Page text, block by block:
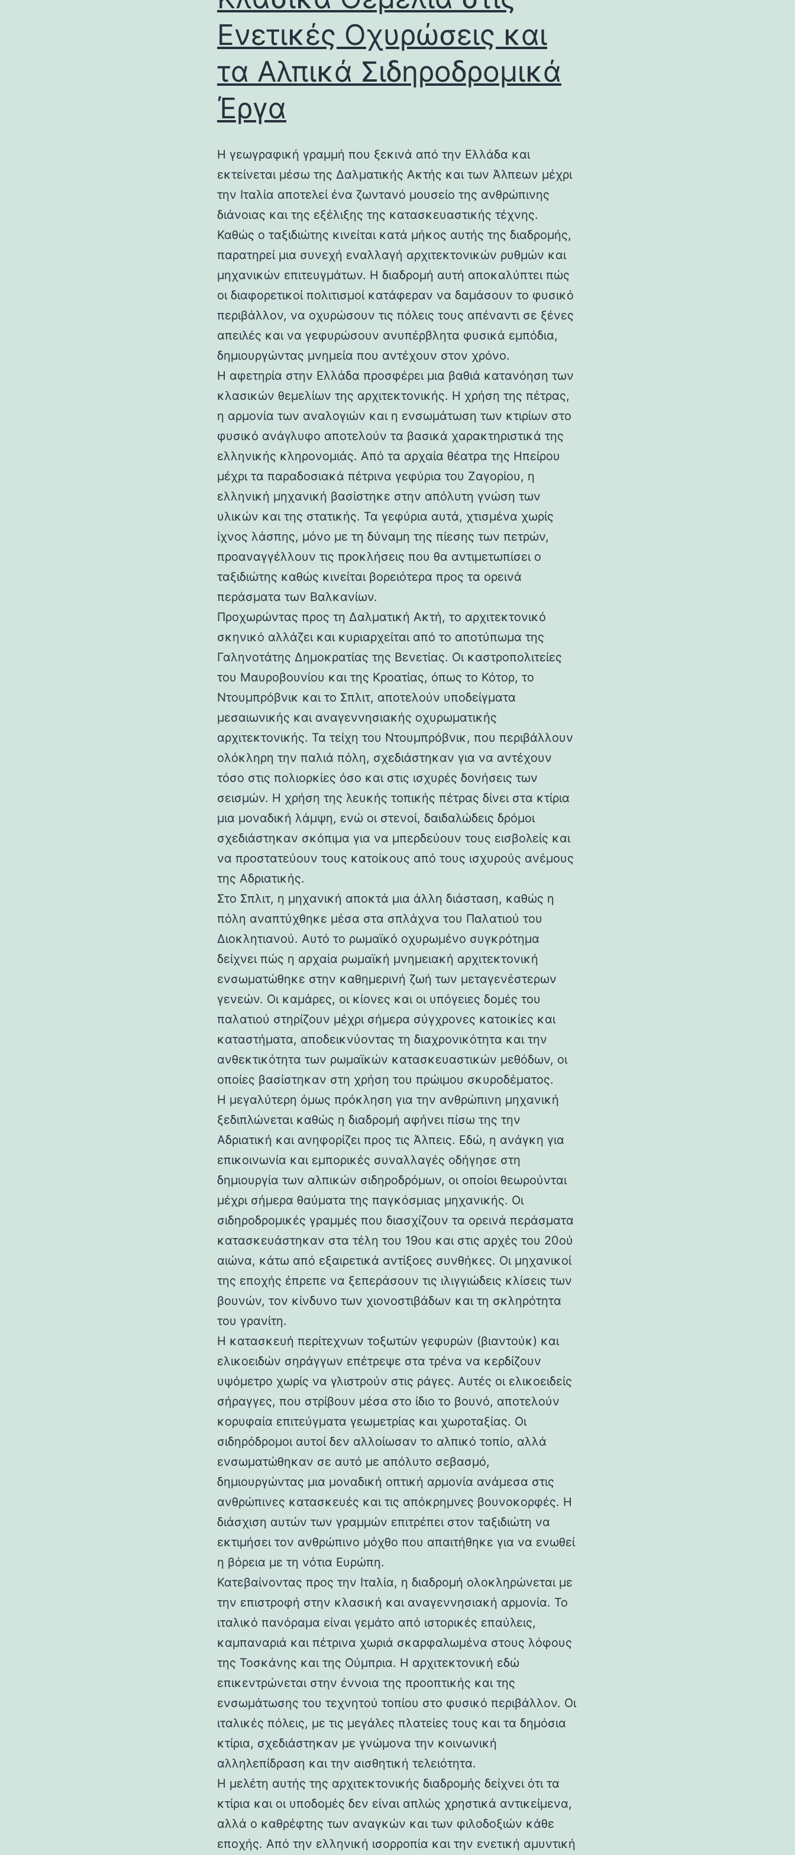
Ενετικές Οχυρώσεις και
τα Αλπικά Σιδηροδρομικά
Έργα
Η γεωγραφική γραμμή που ξεκινά από την Ελλάδα και
εκτείνεται μέσω της Δαλματικής Ακτής και των Άλπεων μέχρι
την Ιταλία αποτελεί ένα ζωντανό μουσείο της ανθρώπινης
διάνοιας και της εξέλιξης της κατασκευαστικής τέχνης.
Καθώς ο ταξιδιώτης κινείται κατά μήκος αυτής της διαδρομής,
παρατηρεί μια συνεχή εναλλαγή αρχιτεκτονικών ρυθμών και
μηχανικών επιτευγμάτων. Η διαδρομή αυτή αποκαλύπτει πώς
οι διαφορετικοί πολιτισμοί κατάφεραν να δαμάσουν το φυσικό
περιβάλλον, να οχυρώσουν τις πόλεις τους απέναντι σε ξένες
απειλές και να γεφυρώσουν ανυπέρβλητα φυσικά εμπόδια,
δημιουργώντας μνημεία που αντέχουν στον χρόνο.
Η αφετηρία στην Ελλάδα προσφέρει μια βαθιά κατανόηση των
κλασικών θεμελίων της αρχιτεκτονικής. Η χρήση της πέτρας,
η αρμονία των αναλογιών και η ενσωμάτωση των κτιρίων στο
φυσικό ανάγλυφο αποτελούν τα βασικά χαρακτηριστικά της
ελληνικής κληρονομιάς. Από τα αρχαία θέατρα της Ηπείρου
μέχρι τα παραδοσιακά πέτρινα γεφύρια του Ζαγορίου, η
ελληνική μηχανική βασίστηκε στην απόλυτη γνώση των
υλικών και της στατικής. Τα γεφύρια αυτά, χτισμένα χωρίς
ίχνος λάσπης, μόνο με τη δύναμη της πίεσης των πετρών,
προαναγγέλλουν τις προκλήσεις που θα αντιμετωπίσει ο
ταξιδιώτης καθώς κινείται βορειότερα προς τα ορεινά
περάσματα των Βαλκανίων.
Προχωρώντας προς τη Δαλματική Ακτή, το αρχιτεκτονικό
σκηνικό αλλάζει και κυριαρχείται από το αποτύπωμα της
Γαληνοτάτης Δημοκρατίας της Βενετίας. Οι καστροπολιτείες
του Μαυροβουνίου και της Κροατίας, όπως το Κότορ, το
Ντουμπρόβνικ και το Σπλιτ, αποτελούν υποδείγματα
μεσαιωνικής και αναγεννησιακής οχυρωματικής
αρχιτεκτονικής. Τα τείχη του Ντουμπρόβνικ, που περιβάλλουν
ολόκληρη την παλιά πόλη, σχεδιάστηκαν για να αντέχουν
τόσο στις πολιορκίες όσο και στις ισχυρές δονήσεις των
σεισμών. Η χρήση της λευκής τοπικής πέτρας δίνει στα κτίρια
μια μοναδική λάμψη, ενώ οι στενοί, δαιδαλώδεις δρόμοι
σχεδιάστηκαν σκόπιμα για να μπερδεύουν τους εισβολείς και
να προστατεύουν τους κατοίκους από τους ισχυρούς ανέμους
της Αδριατικής.
Στο Σπλιτ, η μηχανική αποκτά μια άλλη διάσταση, καθώς η
πόλη αναπτύχθηκε μέσα στα σπλάχνα του Παλατιού του
Διοκλητιανού. Αυτό το ρωμαϊκό οχυρωμένο συγκρότημα
δείχνει πώς η αρχαία ρωμαϊκή μνημειακή αρχιτεκτονική
ενσωματώθηκε στην καθημερινή ζωή των μεταγενέστερων
γενεών. Οι καμάρες, οι κίονες και οι υπόγειες δομές του
παλατιού στηρίζουν μέχρι σήμερα σύγχρονες κατοικίες και
καταστήματα, αποδεικνύοντας τη διαχρονικότητα και την
ανθεκτικότητα των ρωμαϊκών κατασκευαστικών μεθόδων, οι
οποίες βασίστηκαν στη χρήση του πρώιμου σκυροδέματος.
Η μεγαλύτερη όμως πρόκληση για την ανθρώπινη μηχανική
ξεδιπλώνεται καθώς η διαδρομή αφήνει πίσω της την
Αδριατική και ανηφορίζει προς τις Άλπεις. Εδώ, η ανάγκη για
επικοινωνία και εμπορικές συναλλαγές οδήγησε στη
δημιουργία των αλπικών σιδηροδρόμων, οι οποίοι θεωρούνται
μέχρι σήμερα θαύματα της παγκόσμιας μηχανικής. Οι
σιδηροδρομικές γραμμές που διασχίζουν τα ορεινά περάσματα
κατασκευάστηκαν στα τέλη του 19ου και στις αρχές του 20ού
αιώνα, κάτω από εξαιρετικά αντίξοες συνθήκες. Οι μηχανικοί
της εποχής έπρεπε να ξεπεράσουν τις ιλιγγιώδεις κλίσεις των
βουνών, τον κίνδυνο των χιονοστιβάδων και τη σκληρότητα
του γρανίτη.
Η κατασκευή περίτεχνων τοξωτών γεφυρών (βιαντούκ) και
ελικοειδών σηράγγων επέτρεψε στα τρένα να κερδίζουν
υψόμετρο χωρίς να γλιστρούν στις ράγες. Αυτές οι ελικοειδείς
σήραγγες, που στρίβουν μέσα στο ίδιο το βουνό, αποτελούν
κορυφαία επιτεύγματα γεωμετρίας και χωροταξίας. Οι
σιδηρόδρομοι αυτοί δεν αλλοίωσαν το αλπικό τοπίο, αλλά
ενσωματώθηκαν σε αυτό με απόλυτο σεβασμό,
δημιουργώντας μια μοναδική οπτική αρμονία ανάμεσα στις
ανθρώπινες κατασκευές και τις απόκρημνες βουνοκορφές. Η
διάσχιση αυτών των γραμμών επιτρέπει στον ταξιδιώτη να
εκτιμήσει τον ανθρώπινο μόχθο που απαιτήθηκε για να ενωθεί
η βόρεια με τη νότια Ευρώπη.
Κατεβαίνοντας προς την Ιταλία, η διαδρομή ολοκληρώνεται με
την επιστροφή στην κλασική και αναγεννησιακή αρμονία. Το
ιταλικό πανόραμα είναι γεμάτο από ιστορικές επαύλεις,
καμπαναριά και πέτρινα χωριά σκαρφαλωμένα στους λόφους
της Τοσκάνης και της Ούμπρια. Η αρχιτεκτονική εδώ
επικεντρώνεται στην έννοια της προοπτικής και της
ενσωμάτωσης του τεχνητού τοπίου στο φυσικό περιβάλλον. Οι
ιταλικές πόλεις, με τις μεγάλες πλατείες τους και τα δημόσια
κτίρια, σχεδιάστηκαν με γνώμονα την κοινωνική
αλληλεπίδραση και την αισθητική τελειότητα.
Η μελέτη αυτής της αρχιτεκτονικής διαδρομής δείχνει ότι τα
κτίρια και οι υποδομές δεν είναι απλώς χρηστικά αντικείμενα,
αλλά ο καθρέφτης των αναγκών και των φιλοδοξιών κάθε
εποχής. Από την ελληνική ισορροπία και την ενετική αμυντική